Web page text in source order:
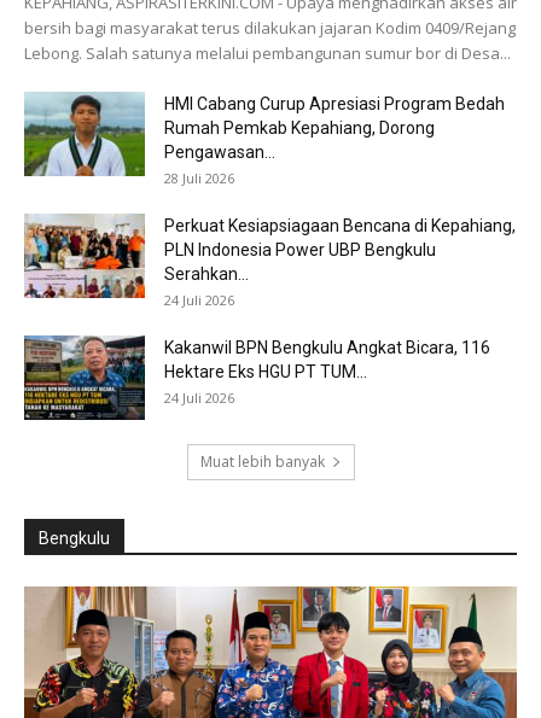
bersih bagi masyarakat terus dilakukan jajaran Kodim 0409/Rejang
Lebong. Salah satunya melalui pembangunan sumur bor di Desa...
HMI Cabang Curup Apresiasi Program Bedah
Rumah Pemkab Kepahiang, Dorong
Pengawasan...
28 Juli 2026
Perkuat Kesiapsiagaan Bencana di Kepahiang,
PLN Indonesia Power UBP Bengkulu
Serahkan...
24 Juli 2026
Kakanwil BPN Bengkulu Angkat Bicara, 116
Hektare Eks HGU PT TUM...
24 Juli 2026
Muat lebih banyak
Bengkulu